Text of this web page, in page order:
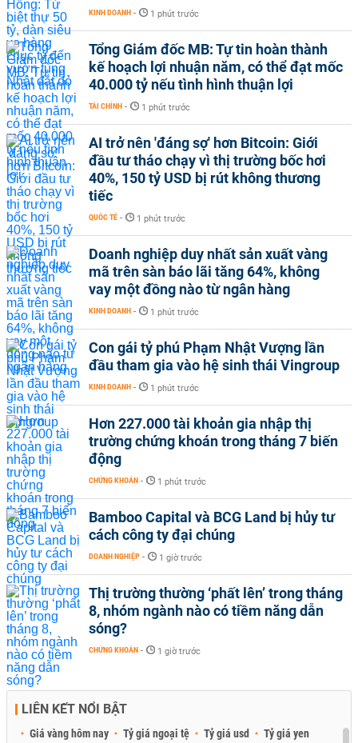
KINH DOANH - 1 phút trước
Tổng Giám đốc MB: Tự tin hoàn thành
kế hoạch lợi nhuận năm, có thể đạt mốc
40.000 tỷ nếu tình hình thuận lợi
TÀI CHÍNH - 1 phút trước
AI trở nên 'đáng sợ' hơn Bitcoin: Giới
đầu tư tháo chạy vì thị trường bốc hơi
40%, 150 tỷ USD bị rút không thương
tiếc
QUỐC TẾ - 1 phút trước
Doanh nghiệp duy nhất sản xuất vàng
mã trên sàn báo lãi tăng 64%, không
vay một đồng nào từ ngân hàng
KINH DOANH - 1 phút trước
Con gái tỷ phú Phạm Nhật Vượng lần
đầu tham gia vào hệ sinh thái Vingroup
KINH DOANH - 1 phút trước
Hơn 227.000 tài khoản gia nhập thị
trường chứng khoán trong tháng 7 biến
động
CHỨNG KHOÁN - 1 phút trước
Bamboo Capital và BCG Land bị hủy tư
cách công ty đại chúng
DOANH NGHIỆP - 1 giờ trước
Thị trường thường ‘phất lên’ trong tháng
8, nhóm ngành nào có tiềm năng dẫn
sóng?
CHỨNG KHOÁN - 1 giờ trước
LIÊN KẾT NỔI BẬT
Giá vàng hôm nay Tỷ giá ngoại tệ Tỷ giá usd Tỷ giá yen